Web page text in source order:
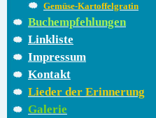
Gemüse-Kartoffelgratin
Buchempfehlungen
Linkliste
Impressum
Kontakt
Lieder der Erinnerung
Galerie